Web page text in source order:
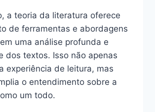
a teoria da literatura oferece
de ferramentas e abordagens
uma análise profunda e
dos textos. Isso não apenas
experiência de leitura, mas
o entendimento sobre a
um todo.